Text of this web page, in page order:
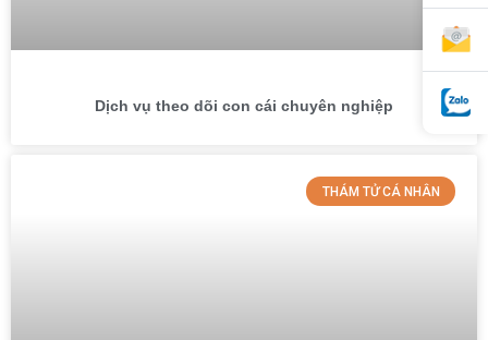
Dịch vụ theo dõi con cái chuyên nghiệp
THÁM TỬ CÁ NHÂN